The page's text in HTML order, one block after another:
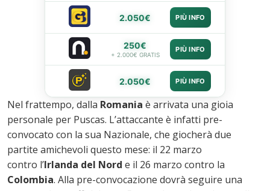
2.050€ PIÙ INFO
250€
+ 2.000€ GRATIS
PIÙ INFO
2.050€ PIÙ INFO
Nel frattempo, dalla Romania è arrivata una gioia
personale per Puscas. L’attaccante è infatti pre-
convocato con la sua Nazionale, che giocherà due
partite amichevoli questo mese: il 22 marzo
contro l’Irlanda del Nord e il 26 marzo contro la
Colombia. Alla pre-convocazione dovrà seguire una